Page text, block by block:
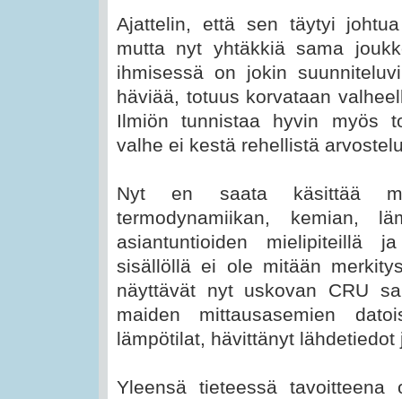
Ajattelin, että sen täytyi
mutta nyt yhtäkkiä sama
ihmisessä on jokin
häviää, totuus korvataan
Ilmiön tunnistaa hyvin myös
valhe ei kestä rehellistä
Nyt en saata käsittää
termodynamiikan, kemian,
asiantuntioiden mielipiteillä
sisällöllä ei ole mitään
näyttävät nyt uskovan CRU
maiden mittausasemien
lämpötilat, hävittänyt
Yleensä tieteessä